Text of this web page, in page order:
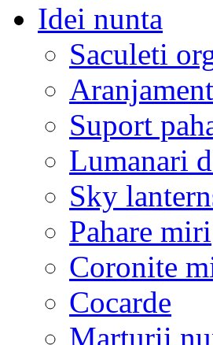
Idei nunta
Saculeti
Suport
Lumanari
Sky
Pahare miri
Coronite
Cocarde
Marturii